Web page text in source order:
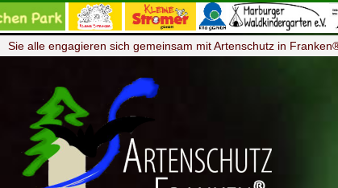
Sie alle engagieren sich gemeinsam mit Artenschutz in